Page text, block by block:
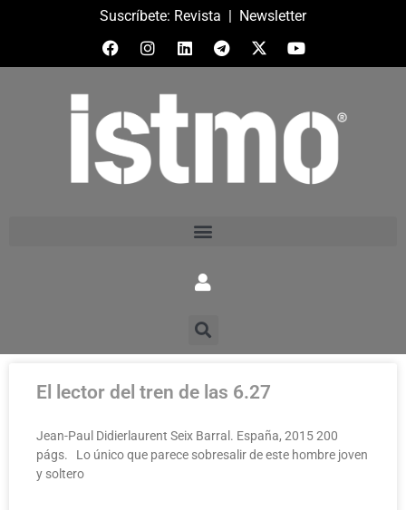
Suscríbete: Revista | Newsletter
El lector del tren de las 6.27
Jean-Paul Didierlaurent Seix Barral. España, 2015 200
págs. Lo único que parece sobresalir de este hombre joven
y soltero